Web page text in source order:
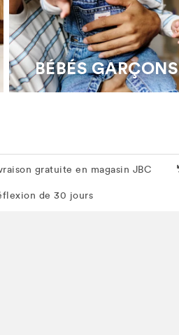
BÉBÉS GARÇONS
gratuite en magasin JBC
gratuite en magasin JBC
de 60 jours
de 30 jours